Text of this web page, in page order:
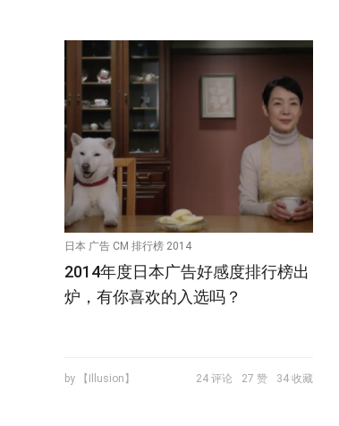
日本 广告 CM 排行榜 2014
2014年度日本广告好感度排行榜出
炉，有你喜欢的入选吗？
by 【Illusion】 24 评论 27 赞 34 收藏